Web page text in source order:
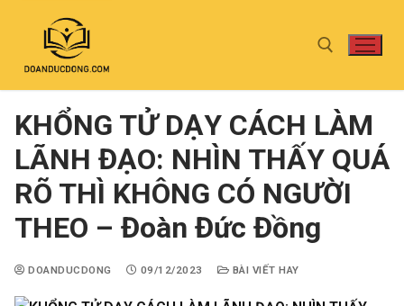
KHỔNG TỬ DẠY CÁCH LÀM
LÃNH ĐẠO: NHÌN THẤY QUÁ
RÕ THÌ KHÔNG CÓ NGƯỜI
THEO – Đoàn Đức Đồng
DOANDUCDONG 09/12/2023 BÀI VIẾT HAY